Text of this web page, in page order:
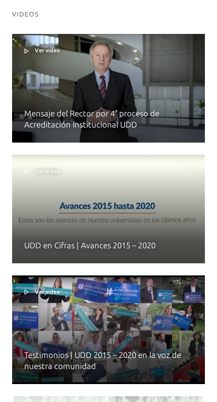
VIDEOS
Ver video
Mensaje del Rector por 4° proceso de
Acreditación Institucional UDD
Ver video
UDD en Cifras | Avances 2015 – 2020
Ver video
Testimonios | UDD 2015 – 2020 en la voz de
nuestra comunidad